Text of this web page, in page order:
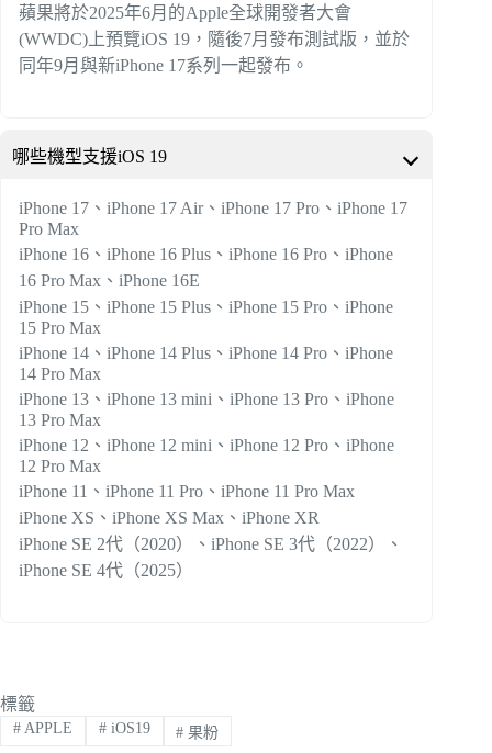
蘋果將於2025年6月的Apple全球開發者大會
(WWDC)上預覽iOS 19，隨後7月發布測試版，並於
同年9月與新iPhone 17系列一起發布。
哪些機型支援iOS 19
iPhone 17、iPhone 17 Air、iPhone 17 Pro、iPhone 17
Pro Max
iPhone 16、iPhone 16 Plus、iPhone 16 Pro、iPhone
16 Pro Max、iPhone 16E
iPhone 15、iPhone 15 Plus、iPhone 15 Pro、iPhone
15 Pro Max
iPhone 14、iPhone 14 Plus、iPhone 14 Pro、iPhone
14 Pro Max
iPhone 13、iPhone 13 mini、iPhone 13 Pro、iPhone
13 Pro Max
iPhone 12、iPhone 12 mini、iPhone 12 Pro、iPhone
12 Pro Max
iPhone 11、iPhone 11 Pro、iPhone 11 Pro Max
iPhone XS、iPhone XS Max、iPhone XR
iPhone SE 2代（2020）、iPhone SE 3代（2022）、
iPhone SE 4代（2025）
標籤
#APPLE #iOS19 # 果粉